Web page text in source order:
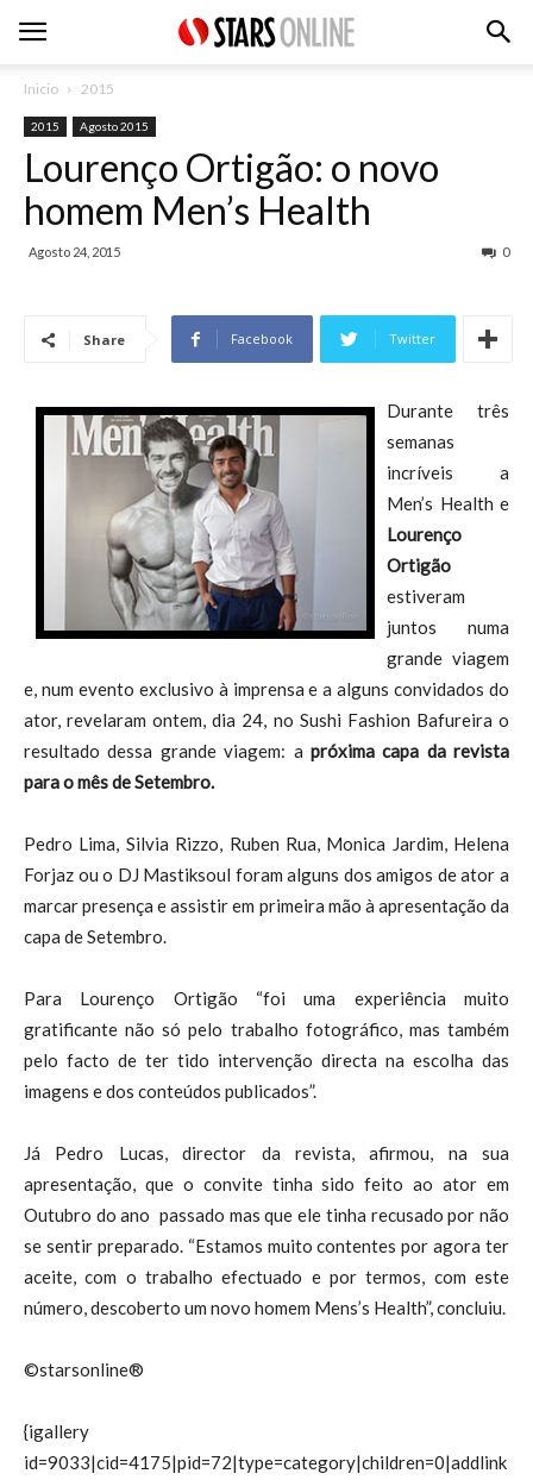
Inicio 2015
2015 Agosto 2015
Lourenço Ortigão: o novo
homem Men’s Health
Agosto 24, 2015 0
Share Facebook Twitter
Durante três
semanas
incríveis a
Men’s Health e
Lourenço
Ortigão
estiveram
juntos numa
grande viagem
e, num evento exclusivo à imprensa e a alguns convidados do
ator, revelaram ontem, dia 24, no Sushi Fashion Bafureira o
resultado dessa grande viagem: a próxima capa da revista
para o mês de Setembro.
Pedro Lima, Silvia Rizzo, Ruben Rua, Monica Jardim, Helena
Forjaz ou o DJ Mastiksoul foram alguns dos amigos de ator a
marcar presença e assistir em primeira mão à apresentação da
capa de Setembro.
Para Lourenço Ortigão “foi uma experiência muito
gratificante não só pelo trabalho fotográfico, mas também
pelo facto de ter tido intervenção directa na escolha das
imagens e dos conteúdos publicados”.
Já Pedro Lucas, director da revista, afirmou, na sua
apresentação, que o convite tinha sido feito ao ator em
Outubro do ano passado mas que ele tinha recusado por não
se sentir preparado. “Estamos muito contentes por agora ter
aceite, com o trabalho efectuado e por termos, com este
número, descoberto um novo homem Mens’s Health”, concluiu.
©starsonline®
{igallery
id=9033|cid=4175|pid=72|type=category|children=0|addlink